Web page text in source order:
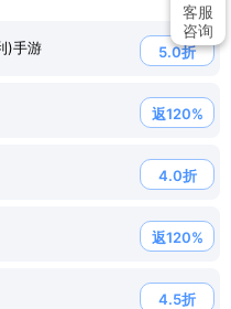
)手游 5.0折
返120%
4.0折
返120%
4.5折
客服
咨询